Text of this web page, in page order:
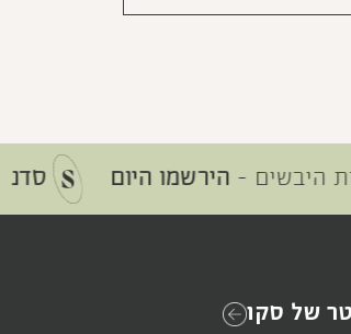
-הירשמו היום סדנת
של סקו